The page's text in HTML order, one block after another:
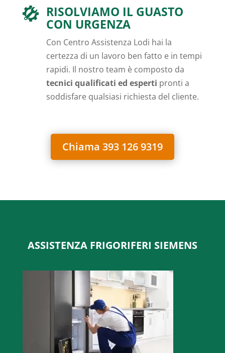
RISOLVIAMO IL GUASTO
CON URGENZA
Con Centro Assistenza Lodi hai la
certezza di un lavoro ben fatto e in tempi
rapidi. Il nostro team è composto da
tecnici qualificati ed esperti pronti a
soddisfare qualsiasi richiesta del cliente.
Chiama 393 126 9319
ASSISTENZA FRIGORIFERI SIEMENS